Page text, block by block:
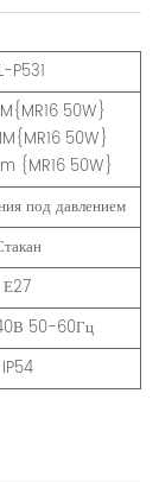
P531
50W}
50W}
{MR16 50W}
под давлением
Е27
50-60Гц
IP54